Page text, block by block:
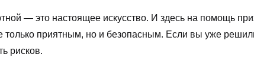
— это настоящее искусство. И здесь на помощь
только приятным, но и безопасным. Если вы уже
рисков.